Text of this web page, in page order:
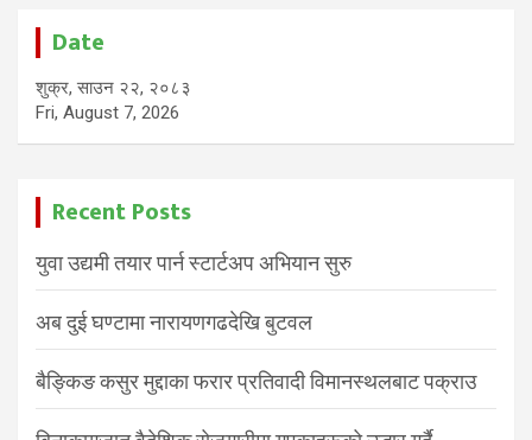
Date
शुक्र, साउन २२, २०८३
Fri, August 7, 2026
Recent Posts
युवा उद्यमी तयार पार्न स्टार्टअप अभियान सुरु
अब दुई घण्टामा नारायणगढदेखि बुटवल
बैङ्किङ कसुर मुद्दाका फरार प्रतिवादी विमानस्थलबाट पक्राउ